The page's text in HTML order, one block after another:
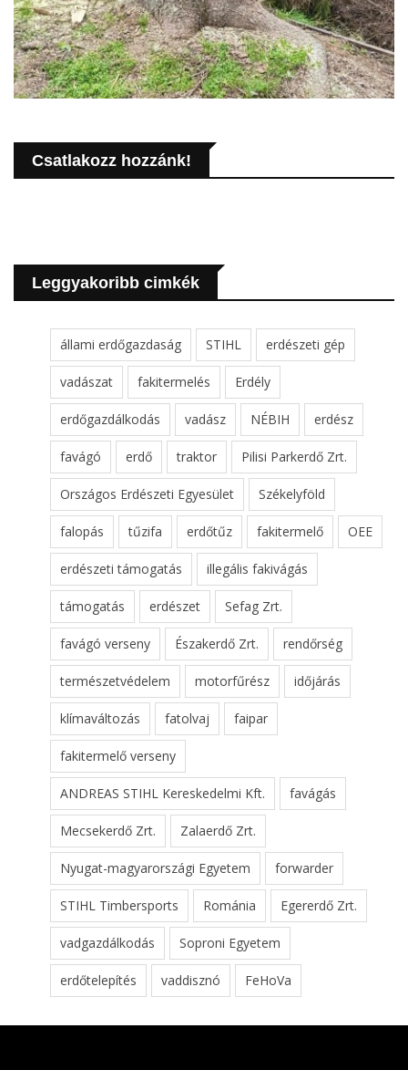
Csatlakozz hozzánk!
Leggyakoribb cimkék
állami erdőgazdaság STIHL erdészeti gép
vadászat fakitermelés Erdély
erdőgazdálkodás vadász NÉBIH erdész
favágó erdő traktor Pilisi Parkerdő Zrt.
Országos Erdészeti Egyesület Székelyföld
falopás tűzifa erdőtűz fakitermelő OEE
erdészeti támogatás illegális fakivágás
támogatás erdészet Sefag Zrt.
favágó verseny Északerdő Zrt. rendőrség
természetvédelem motorfűrész időjárás
klímaváltozás fatolvaj faipar
fakitermelő verseny
ANDREAS STIHL Kereskedelmi Kft. favágás
Mecsekerdő Zrt. Zalaerdő Zrt.
Nyugat-magyarországi Egyetem forwarder
STIHL Timbersports Románia Egererdő Zrt.
vadgazdálkodás Soproni Egyetem
erdőtelepítés vaddisznó FeHoVa